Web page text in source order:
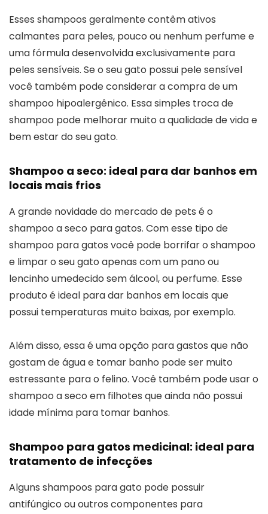
Esses shampoos geralmente contêm ativos
calmantes para peles, pouco ou nenhum perfume e
uma fórmula desenvolvida exclusivamente para
peles sensíveis. Se o seu gato possui pele sensível
você também pode considerar a compra de um
shampoo hipoalergênico. Essa simples troca de
shampoo pode melhorar muito a qualidade de vida e
bem estar do seu gato.
Shampoo a seco: ideal para dar banhos em
locais mais frios
A grande novidade do mercado de pets é o
shampoo a seco para gatos. Com esse tipo de
shampoo para gatos você pode borrifar o shampoo
e limpar o seu gato apenas com um pano ou
lencinho umedecido sem álcool, ou perfume. Esse
produto é ideal para dar banhos em locais que
possui temperaturas muito baixas, por exemplo.
Além disso, essa é uma opção para gastos que não
gostam de água e tomar banho pode ser muito
estressante para o felino. Você também pode usar o
shampoo a seco em filhotes que ainda não possui
idade mínima para tomar banhos.
Shampoo para gatos medicinal: ideal para
tratamento de infecções
Alguns shampoos para gato pode possuir
antifúngico ou outros componentes para